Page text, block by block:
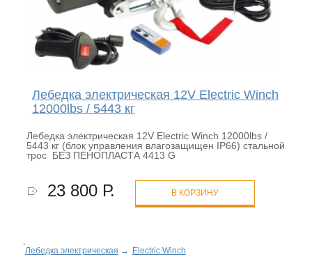
Лебедка электрическая 12V Electric Winch
12000lbs / 5443 кг
Лебедка электрическая 12V Electric Winch 12000lbs /
5443 кг (блок управления влагозащищен IP66) стальной
трос БЕЗ ПЕНОПЛАСТА 4413 G
23 800 Р. В КОРЗИНУ
Лебедка электрическая → Electric Winch